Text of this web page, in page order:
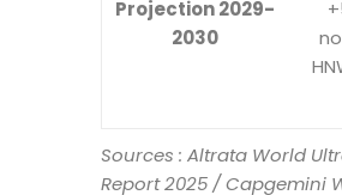
Projection 2029-
2030
Sources : Altrata World
Report 2025 / Capgemini